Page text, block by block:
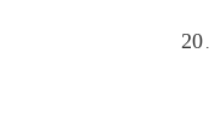
20 .